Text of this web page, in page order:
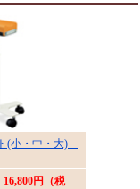
(小・中・大)
16,800円（税